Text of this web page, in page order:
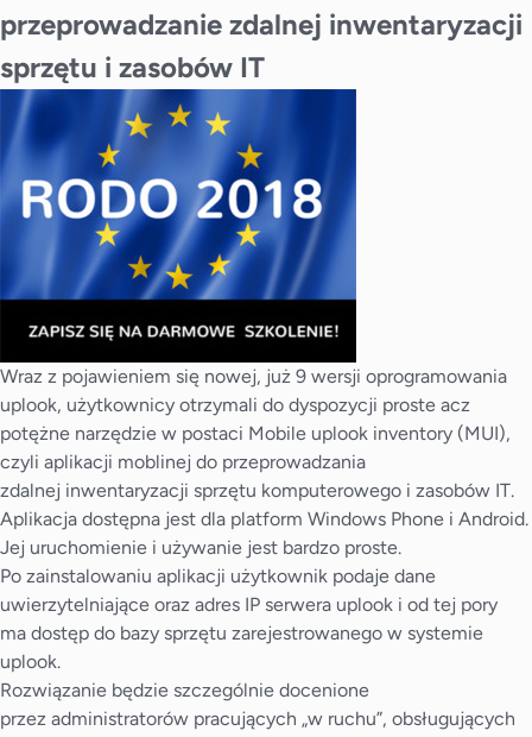
przeprowadzanie zdalnej inwentaryzacji
sprzętu i zasobów IT
Wraz z pojawieniem się nowej, już 9 wersji oprogramowania
uplook, użytkownicy otrzymali do dyspozycji proste acz
potężne narzędzie w postaci Mobile uplook inventory (MUI),
czyli aplikacji moblinej do przeprowadzania
zdalnej inwentaryzacji sprzętu komputerowego i zasobów IT.
Aplikacja dostępna jest dla platform Windows Phone i Android.
Jej uruchomienie i używanie jest bardzo proste.
Po zainstalowaniu aplikacji użytkownik podaje dane
uwierzytelniające oraz adres IP serwera uplook i od tej pory
ma dostęp do bazy sprzętu zarejestrowanego w systemie
uplook.
Rozwiązanie będzie szczególnie docenione
przez administratorów pracujących „w ruchu”, obsługujących